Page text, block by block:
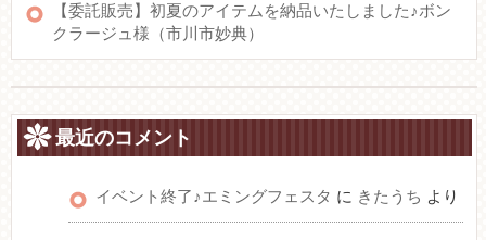
【委託販売】初夏のアイテムを納品いたしました♪ボン
クラージュ様（市川市妙典）
最近のコメント
イベント終了♪エミングフェスタ に きたうち より